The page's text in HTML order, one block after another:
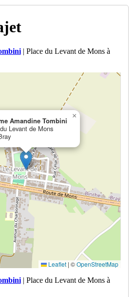
| Place du Levant de Mons à
Amandine Tombini
Levant de Mons
×
Leaflet | ©OpenStreetMap
| Place du Levant de Mons à